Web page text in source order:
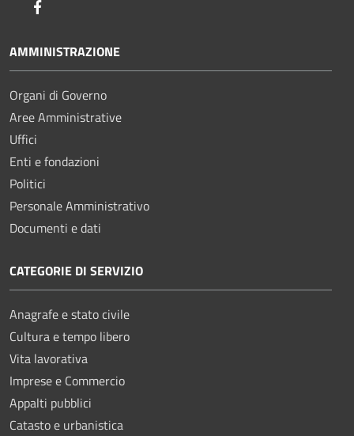
AMMINISTRAZIONE
Organi di Governo
Aree Amministrative
Uffici
Enti e fondazioni
Politici
Personale Amministrativo
Documenti e dati
CATEGORIE DI SERVIZIO
Anagrafe e stato civile
Cultura e tempo libero
Vita lavorativa
Imprese e Commercio
Appalti pubblici
Catasto e urbanistica